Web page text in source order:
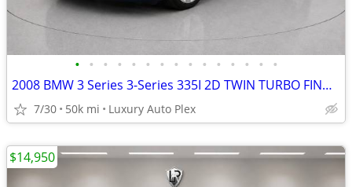
• • • • • • • • • • • • • • •
2008 BMW 3 Series 3-Series 335I 2D TWIN TURBO FIND SUPER LOW MILES 49,
7/30 50k mi Luxury Auto Plex
$14,950